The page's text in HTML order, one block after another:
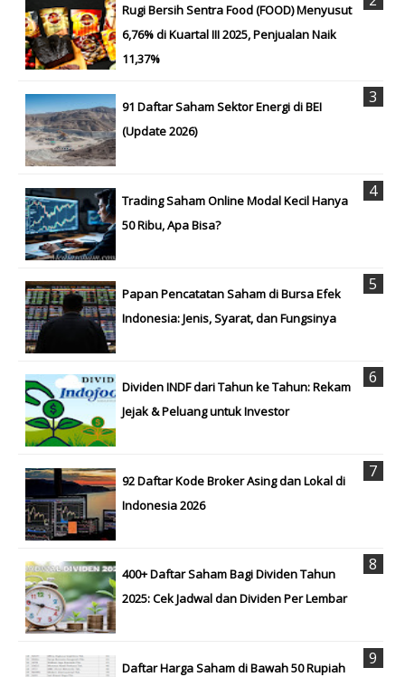
Rugi Bersih Sentra Food (FOOD) Menyusut
6,76% di Kuartal III 2025, Penjualan Naik
11,37%
91 Daftar Saham Sektor Energi di BEI
(Update 2026)
Trading Saham Online Modal Kecil Hanya
50 Ribu, Apa Bisa?
Papan Pencatatan Saham di Bursa Efek
Indonesia: Jenis, Syarat, dan Fungsinya
Dividen INDF dari Tahun ke Tahun: Rekam
Jejak & Peluang untuk Investor
92 Daftar Kode Broker Asing dan Lokal di
Indonesia 2026
400+ Daftar Saham Bagi Dividen Tahun
2025: Cek Jadwal dan Dividen Per Lembar
Daftar Harga Saham di Bawah 50 Rupiah